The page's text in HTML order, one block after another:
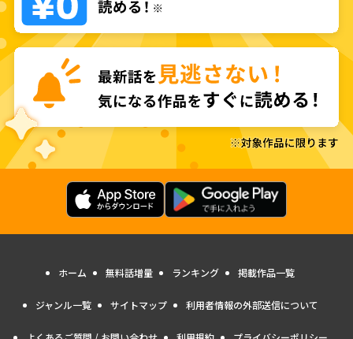
ホーム 無料話増量 ランキング 掲載作品一覧
ジャンル一覧 サイトマップ 利用者情報の外部送信について